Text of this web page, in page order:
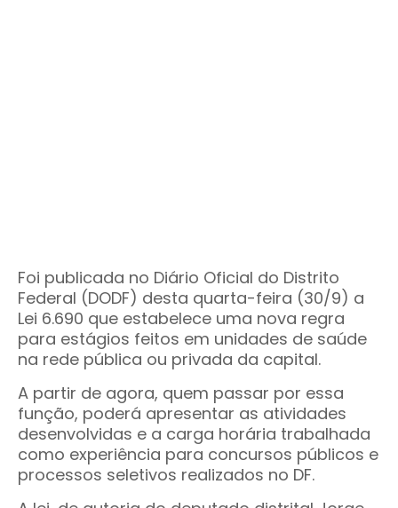
Foi publicada no Diário Oficial do Distrito
Federal (DODF) desta quarta-feira (30/9) a
Lei 6.690 que estabelece uma nova regra
para estágios feitos em unidades de saúde
na rede pública ou privada da capital.
A partir de agora, quem passar por essa
função, poderá apresentar as atividades
desenvolvidas e a carga horária trabalhada
como experiência para concursos públicos e
processos seletivos realizados no DF.